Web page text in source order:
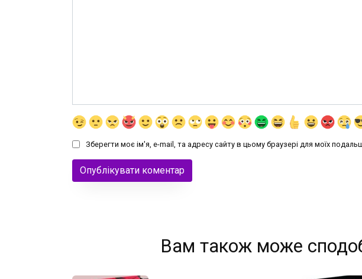
Зберегти моє ім'я, e-mail, та адресу сайту в цьому браузері для моїх
Вам також може